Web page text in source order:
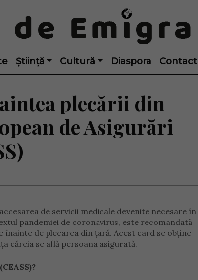
Știință Cultură Diaspora Contact
plecării din
de Asigurări
de servicii medicale devenite necesare în
pandemiei de coronavirus, este recomandată
înainte de plecarea din țară. Acest card se obține
căreia se află persoana asigurată.